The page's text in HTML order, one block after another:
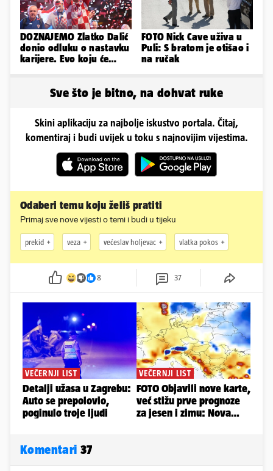
DOZNAJEMO Zlatko Dalić
donio odluku o nastavku
karijere. Evo koju će
FOTO Nick Cave uživa u
Puli: S bratom je otišao i
na ručak
Sve što je bitno, na dohvat ruke
Skini aplikaciju za najbolje iskustvo portala. Čitaj,
komentiraj i budi uvijek u toku s najnovijim vijestima.
Odaberi temu koju želiš pratiti
Primaj sve nove vijesti o temi i budi u tijeku
prekid veza većeslav holjevac vlatka pokos
8 37
Komentari 37